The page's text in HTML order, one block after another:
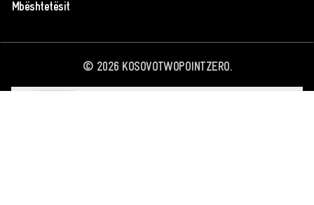
Mbështetësit
© 2026KOSOVOTWOPOINTZERO.